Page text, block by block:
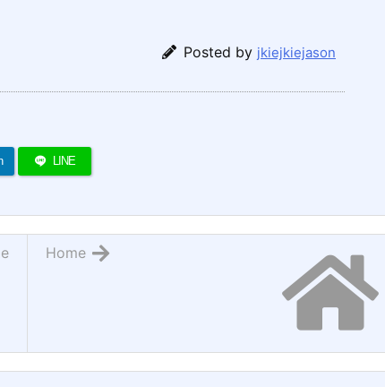
Posted by jkiejkiejason
LINE
Home